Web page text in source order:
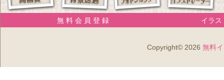
無 料 会 員 登 録 イラス
Copyright© 2026 無料